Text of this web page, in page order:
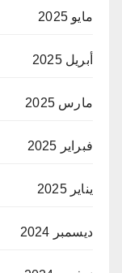
مايو 2025
أبريل 2025
مارس 2025
فبراير 2025
يناير 2025
ديسمبر 2024